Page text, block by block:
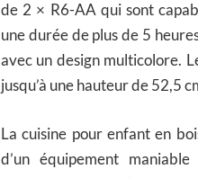
de 2 × R6-AA qui sont
une durée de plus de 5
avec un design multicolore.
jusqu’à une hauteur de 52,5
La cuisine pour enfant en
d’un équipement